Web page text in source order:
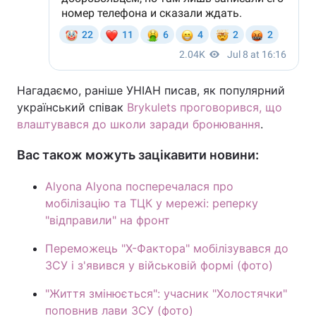
Нагадаємо, раніше УНІАН писав, як популярний
український співак Brykulets проговорився, що
влаштувався до школи заради бронювання.
Вас також можуть зацікавити новини:
Alyona Alyona посперечалася про
мобілізацію та ТЦК у мережі: реперку
"відправили" на фронт
Переможець "Х-Фактора" мобілізувався до
ЗСУ і з'явився у військовій формі (фото)
"Життя змінюється": учасник "Холостячки"
поповнив лави ЗСУ (фото)